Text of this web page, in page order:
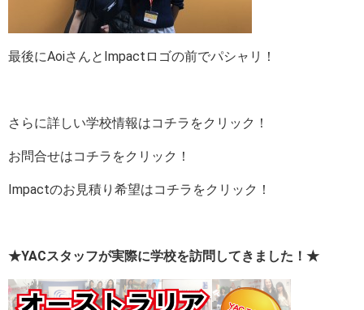
最後にAoiさんとImpactロゴの前でパシャリ！
さらに詳しい学校情報はコチラをクリック！
お問合せはコチラをクリック！
Impactのお見積り希望はコチラをクリック！
★YACスタッフが実際に学校を訪問してきました！★